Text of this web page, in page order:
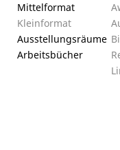
Mittelformat
Kleinformat
Ausstellungsräume
Arbeitsbücher